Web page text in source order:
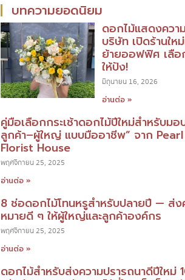
บทความยอดนิยม
ดอกไม้แสดงควา
บริษัท เปิดร้านให
ย้ายออฟฟิศ เลือ
ให้ปัง!
มิถุนายน 16, 2026
อ่านต่อ »
คู่มือเลือกกระเช้าดอกไม้ปีใหม่สำหรับมอ
ลูกค้า–ผู้ใหญ่ แบบมืออาชีพ” จาก Pearl
Florist House
พฤศจิกายน 25, 2025
อ่านต่อ »
8 ช่อดอกไม้โทนหรูสำหรับปลายปี — ส่ง
หมายดี ๆ ให้ผู้ใหญ่และลูกค้าองค์กร
พฤศจิกายน 25, 2025
อ่านต่อ »
ดอกไม้สำหรับส่งความปรารถนาดีปีใหม่